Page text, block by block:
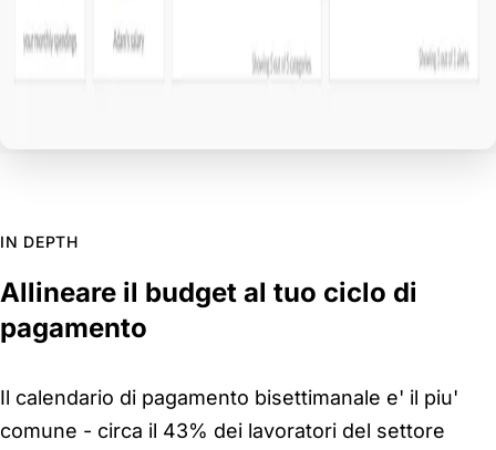
IN DEPTH
Allineare il budget al tuo ciclo di
pagamento
Il calendario di pagamento bisettimanale e' il piu'
comune - circa il 43% dei lavoratori del settore